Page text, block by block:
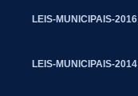
LEIS-MUNICIPAIS-2016
LEIS-MUNICIPAIS-2014